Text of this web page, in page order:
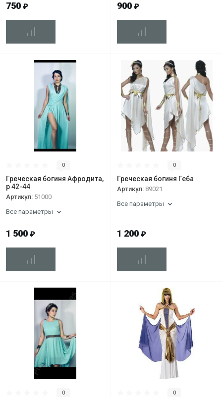
750 ₽ 900 ₽
0
Греческая богиня Афродита,
р 42-44
Артикул: 51000
Все параметры
1 500 ₽
0
Греческая богиня Геба
Артикул: 89021
Все параметры
1 200 ₽
0 0